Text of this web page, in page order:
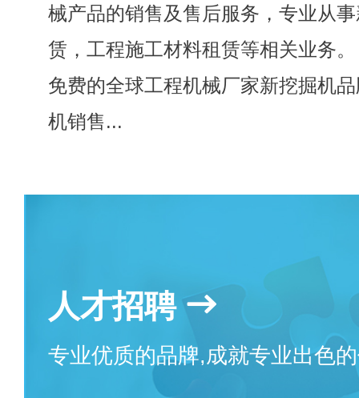
械产品的销售及售后服务，专业从
赁，工程施工材料租赁等相关业务
免费的全球工程机械厂家新挖掘机
机销售...
人才招聘
专业优质的品牌,成就专业出色